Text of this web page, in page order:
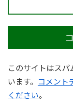
このサイトはス
います。 コメント
ください。